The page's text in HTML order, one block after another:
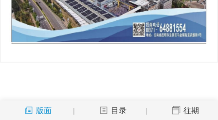
版面 | 目录 | 往期